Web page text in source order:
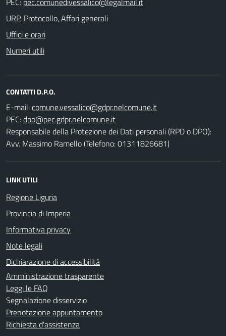
URP, Protocollo, Affari generali
Uffici e orari
Numeri utili
CONTATTI D.P.O.
E-mail:
PEC:
Responsabile della Protezione dei Dati personali (RPD o DPO):
Avv. Massimo Ramello (Telefono: 01311826681)
LINK UTILI
Regione Liguria
Provincia di Imperia
Informativa privacy
Note legali
Dichiarazione di accessibilità
Amministrazione trasparente
Leggi le FAQ
Segnalazione disservizio
Prenotazione appuntamento
Richiesta d'assistenza